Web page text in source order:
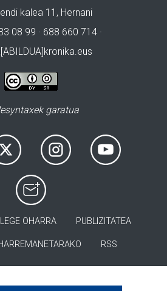
kalea 11, Hernani
08 99 · 688 660 714 ·
garatua
LEGE OHARRA PUBLIZITATEA
RSS